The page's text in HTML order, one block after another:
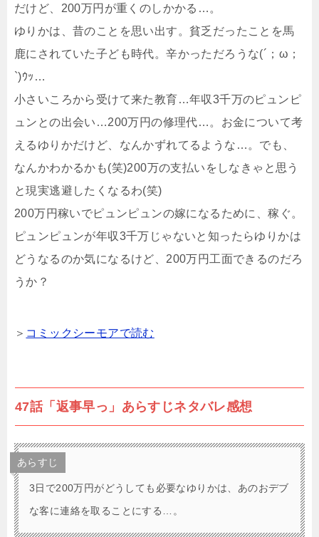
だけど、200万円が重くのしかかる…。
ゆりかは、昔のことを思い出す。貧乏だったことを馬
鹿にされていた子ども時代。辛かっただろうな(´；ω；
`)ｳｯ…
小さいころから受けて来た教育…年収3千万のピュンピ
ュンとの出会い…200万円の修理代…。お金について考
えるゆりかだけど、なんかずれてるような…。でも、
なんかわかるかも(笑)200万の支払いをしなきゃと思う
と現実逃避したくなるわ(笑)
200万円稼いでピュンピュンの嫁になるために、稼ぐ。
ピュンピュンが年収3千万じゃないと知ったらゆりかは
どうなるのか気になるけど、200万円工面できるのだろ
うか？
＞ コミックシーモアで読む
47話「返事早っ」あらすじネタバレ感想
あらすじ
3日で200万円がどうしても必要なゆりかは、あのおデブ
な客に連絡を取ることにする…。